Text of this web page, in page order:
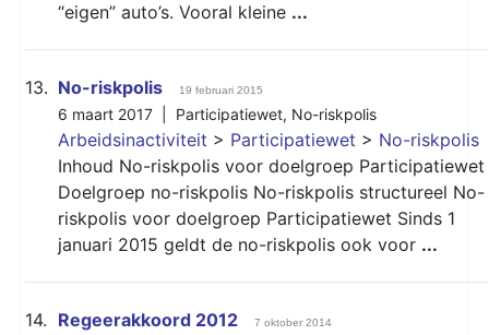
“eigen” auto’s. Vooral kleine ...
13. No-riskpolis 19 februari 2015
6 maart 2017 | Participatiewet, No-riskpolis
Arbeidsinactiviteit > Participatiewet > No-riskpolis
Inhoud No-riskpolis voor doelgroep Participatiewet
Doelgroep no-riskpolis No-riskpolis structureel No-
riskpolis voor doelgroep Participatiewet Sinds 1
januari 2015 geldt de no-riskpolis ook voor ...
14. Regeerakkoord 2012 7 oktober 2014